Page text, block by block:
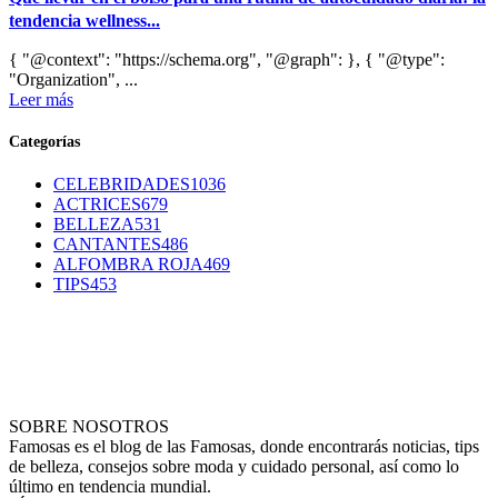
tendencia wellness...
{ "@context": "https://schema.org", "@graph": }, { "@type":
"Organization", ...
Leer más
Categorías
CELEBRIDADES1036
ACTRICES679
BELLEZA531
CANTANTES486
ALFOMBRA ROJA469
TIPS453
SOBRE NOSOTROS
Famosas es el blog de las Famosas, donde encontrarás noticias, tips
de belleza, consejos sobre moda y cuidado personal, así como lo
último en tendencia mundial.